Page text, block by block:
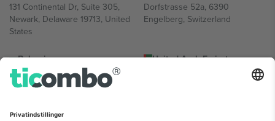
131 Continental Dr, Suite 305,
Newark, Delaware 19713, United
States
Dorfstrasse 52a, 6390
Engelberg, Switzerland
Bulgaria
Regus Sofia City West, bul
Totleben 53-55, 1606 Sofia,
United Arab Emirates
UAE Dubai Silicon Oasis, DDP